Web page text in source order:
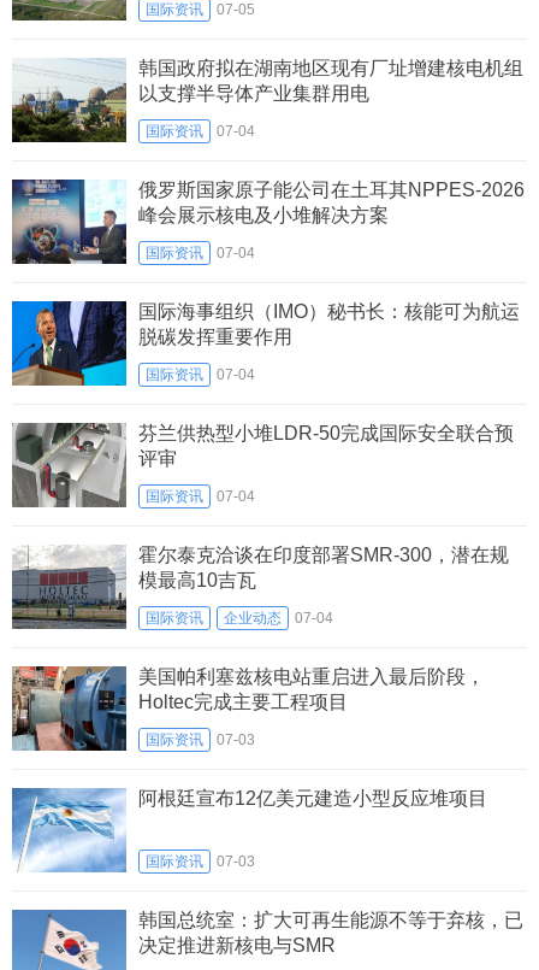
国际资讯 07-05
韩国政府拟在湖南地区现有厂址增建核电机组
以支撑半导体产业集群用电
国际资讯 07-04
俄罗斯国家原子能公司在土耳其NPPES-2026
峰会展示核电及小堆解决方案
国际资讯 07-04
国际海事组织（IMO）秘书长：核能可为航运
脱碳发挥重要作用
国际资讯 07-04
芬兰供热型小堆LDR-50完成国际安全联合预
评审
国际资讯 07-04
霍尔泰克洽谈在印度部署SMR-300，潜在规
模最高10吉瓦
国际资讯 企业动态 07-04
美国帕利塞兹核电站重启进入最后阶段，
Holtec完成主要工程项目
国际资讯 07-03
阿根廷宣布12亿美元建造小型反应堆项目
国际资讯 07-03
韩国总统室：扩大可再生能源不等于弃核，已
决定推进新核电与SMR